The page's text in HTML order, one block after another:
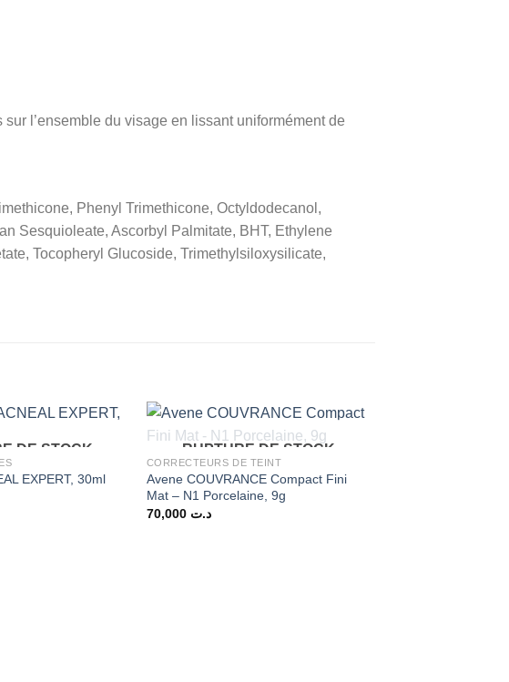
l’ensemble du visage en lissant uniformément de
Phenyl Trimethicone, Octyldodecanol,
Sesquioleate, Ascorbyl Palmitate, BHT, Ethylene
Tocopheryl Glucoside, Trimethylsiloxysilicate,
DE STOCK
EXPERT, 30ml
RUPTURE DE STOCK
CORRECTEURS DE TEINT
Avene COUVRANCE Compact Fini
Mat – N1 Porcelaine, 9g
د.ت 70,000